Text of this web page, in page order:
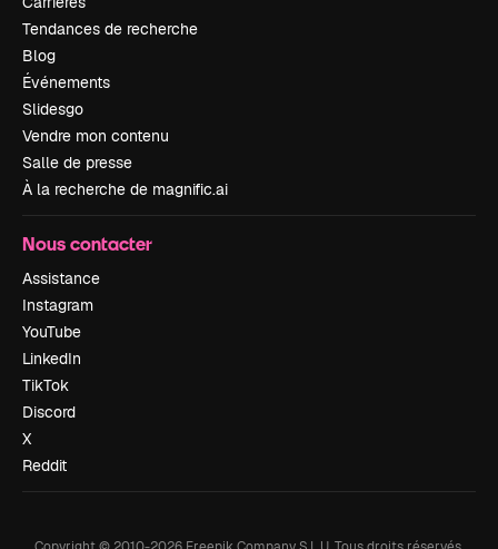
Tendances de recherche
Blog
Événements
Slidesgo
Vendre mon contenu
Salle de presse
À la recherche de magnific.ai
Nous contacter
Assistance
Instagram
YouTube
LinkedIn
TikTok
Discord
X
Reddit